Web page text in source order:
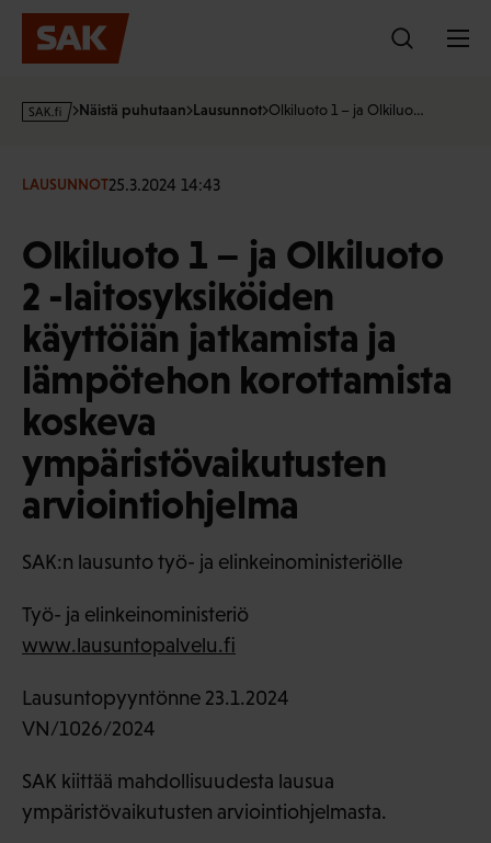
Hyppää
sisältöön
s
·
Näistä puhutaan Lausunnot Olkiluoto 1 – ja Olkiluo…
LAUSUNNOT25.3.2024 14:43
Olkiluoto 1 – ja Olkiluoto
2 -laitosyksiköiden
käyttöiän jatkamista ja
lämpötehon korottamista
koskeva
ympäristövaikutusten
arviointiohjelma
SAK:n lausunto työ- ja elinkeinoministeriölle
Työ- ja elinkeinoministeriö
www.lausuntopalvelu.fi
Lausuntopyyntönne 23.1.2024
VN/1026/2024
SAK kiittää mahdollisuudesta lausua
ympäristövaikutusten arviointiohjelmasta.